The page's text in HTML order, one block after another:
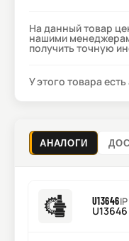
На данный товар
нашими
получить точную
У этого товара
АНАЛОГИ
U13646IP